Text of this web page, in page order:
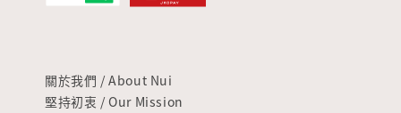
關於我們 / About Nui
堅持初衷 / Our Mission